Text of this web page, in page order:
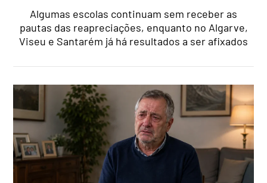
Algumas escolas continuam sem receber as
pautas das reapreciações, enquanto no Algarve,
Viseu e Santarém já há resultados a ser afixados